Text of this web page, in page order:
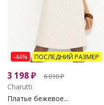
-44% ПОСЛЕДНИЙ РАЗМЕР
3 198₽ 6 010₽
Charutti
Платье бежевое...